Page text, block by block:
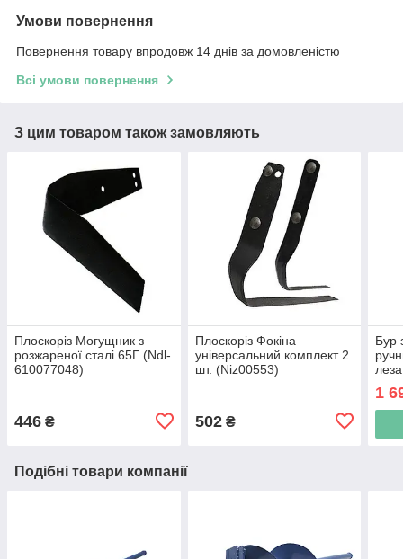
Умови повернення
Повернення товару впродовж 14 днів за домовленістю
Всі умови повернення
З цим товаром також замовляють
Плоскоріз Могущник з
розжареної сталі 65Г (Ndl-
610077048)
446 ₴
Плоскоріз Фокіна
універсальний комплект 2
шт. (Niz00553)
502₴
Бур
1
Подібні товари компанії